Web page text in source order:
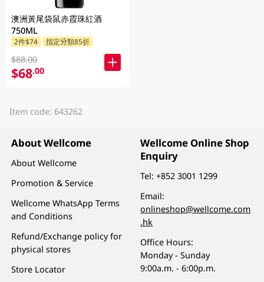
澳洲黃尾袋鼠赤霞珠紅酒
750ML
2件$74 指定分類85折
$88.00
$68.00
Item code: 643262
About Wellcome
About Wellcome
Promotion & Service
Wellcome WhatsApp Terms
and Conditions
Refund/Exchange policy for
physical stores
Store Locator
Wellcome Online Shop
Enquiry
Tel:+852 3001 1299
Email:
onlineshop@wellcome.com
.hk
Office Hours:
Monday - Sunday
9:00a.m. - 6:00p.m.